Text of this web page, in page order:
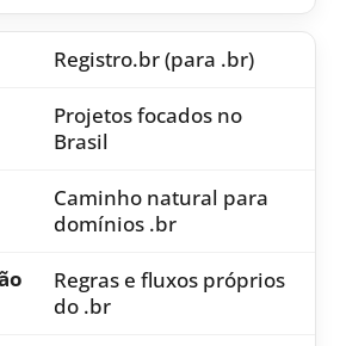
Registro.br (para .br)
Projetos focados no
Brasil
Caminho natural para
domínios .br
Regras e fluxos próprios
do .br